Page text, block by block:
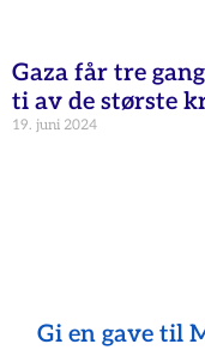
Gaza får tre
ti av de største
19. juni 2024
Gi en gave til